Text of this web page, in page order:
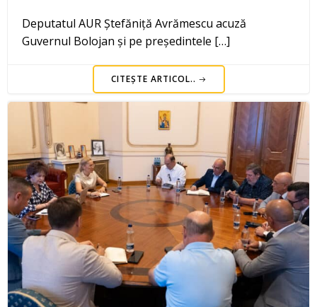
Deputatul AUR Ștefăniță Avrămescu acuză
Guvernul Bolojan și pe președintele […]
CITEȘTE ARTICOL..